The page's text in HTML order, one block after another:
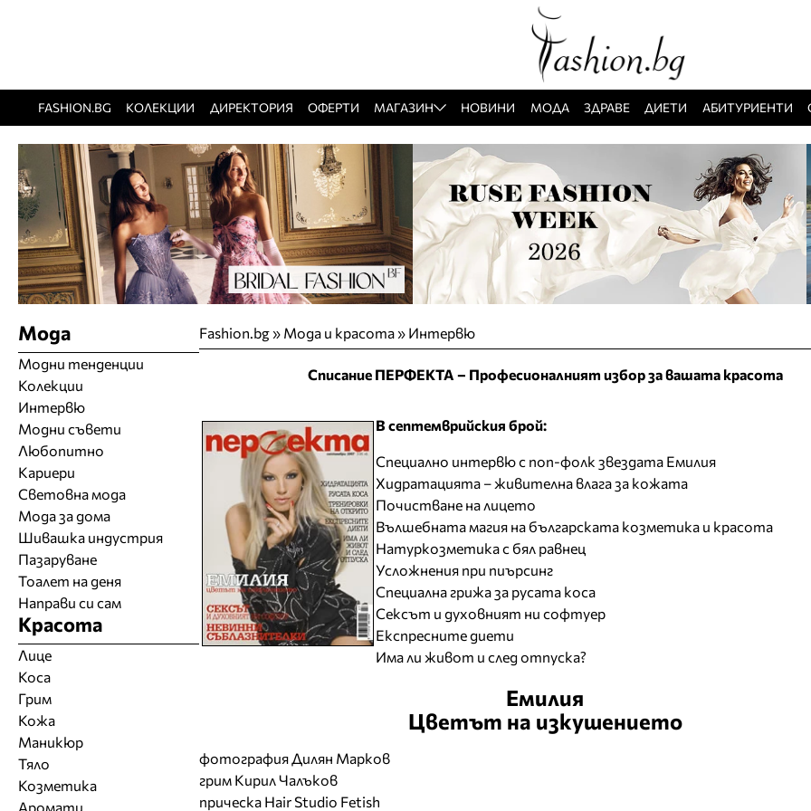
FASHION.BG КОЛЕКЦИИ ДИРЕКТОРИЯ ОФЕРТИ МАГАЗИН НОВИНИ МОДА ЗДРАВЕ ДИЕТИ АБИТУРИЕНТИ
Fashion.bg» Мода и красота» Интервю
Списание ПЕРФЕКТА – Професионалният избор за вашата красота
В септемврийския брой:
Специално интервю с поп-фолк звездата Емилия
Хидратацията – живителна влага за кожата
Почистване на лицето
Вълшебната магия на българската козметика и красота
Натуркозметика с бял равнец
Усложнения при пиърсинг
Специална грижа за русата коса
Сексът и духовният ни софтуер
Експресните диети
Има ли живот и след отпуска?
Емилия
Цветът на изкушението
фотография Дилян Марков
грим Кирил Чалъков
прическа Hair Studio Fetish
Мода
Модни тенденции
Колекции
Интервю
Модни съвети
Любопитно
Кариери
Световна мода
Мода за дома
Шивашка индустрия
Пазаруване
Тоалет на деня
Направи си сам
Красота
Лице
Коса
Грим
Кожа
Маникюр
Тяло
Козметика
Аромати